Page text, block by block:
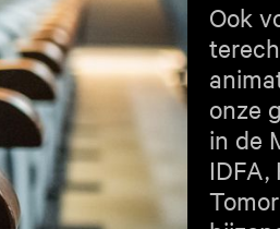
Ook
onze
in de
IDFA,